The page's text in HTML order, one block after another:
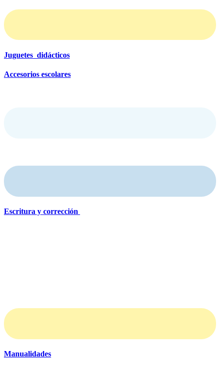
Juguetes didácticos
Accesorios escolares
E​s​critura y​ corrección
Manualidades